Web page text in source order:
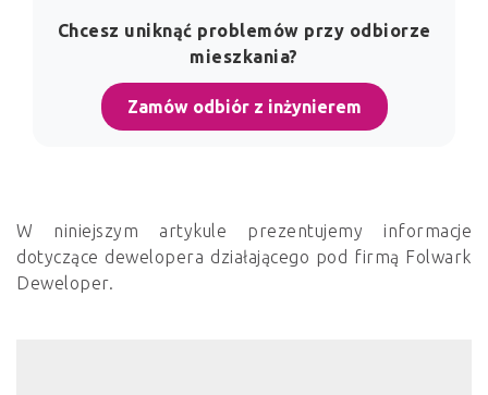
Chcesz uniknąć problemów przy odbiorze
mieszkania?
Zamów odbiór z inżynierem
W niniejszym artykule prezentujemy informacje
dotyczące dewelopera działającego pod firmą Folwark
Deweloper.